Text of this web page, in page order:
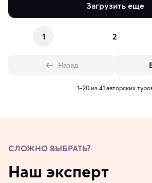
Загрузить еще
1 2
Назад
1–20 из 41 авторских
СЛОЖНО ВЫБРАТЬ?
Наш эксперт